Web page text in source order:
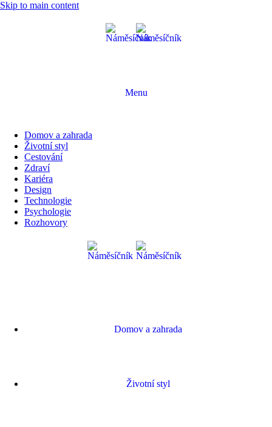
Skip to main content
Menu
Domov a zahrada
Životní styl
Cestování
Zdraví
Kariéra
Design
Technologie
Psychologie
Rozhovory
Domov a zahrada
Životní styl